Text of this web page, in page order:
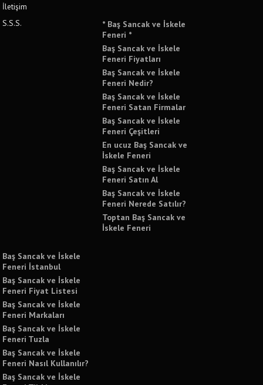
İletişim
S.S.S.
* Baş Sancak ve İskele
Feneri *
Baş Sancak ve İskele
Feneri Fiyatları
Baş Sancak ve İskele
Feneri Nedir?
Baş Sancak ve İskele
Feneri Satan Firmalar
Baş Sancak ve İskele
Feneri Çeşitleri
En ucuz Baş Sancak ve
İskele Feneri
Baş Sancak ve İskele
Feneri Satın Al
Baş Sancak ve İskele
Feneri Nerede Satılır?
Toptan Baş Sancak ve
İskele Feneri
Baş Sancak ve İskele
Feneri İstanbul
Baş Sancak ve İskele
Feneri Fiyat Listesi
Baş Sancak ve İskele
Feneri Markaları
Baş Sancak ve İskele
Feneri Tuzla
Baş Sancak ve İskele
Feneri Nasıl Kullanılır?
Baş Sancak ve İskele